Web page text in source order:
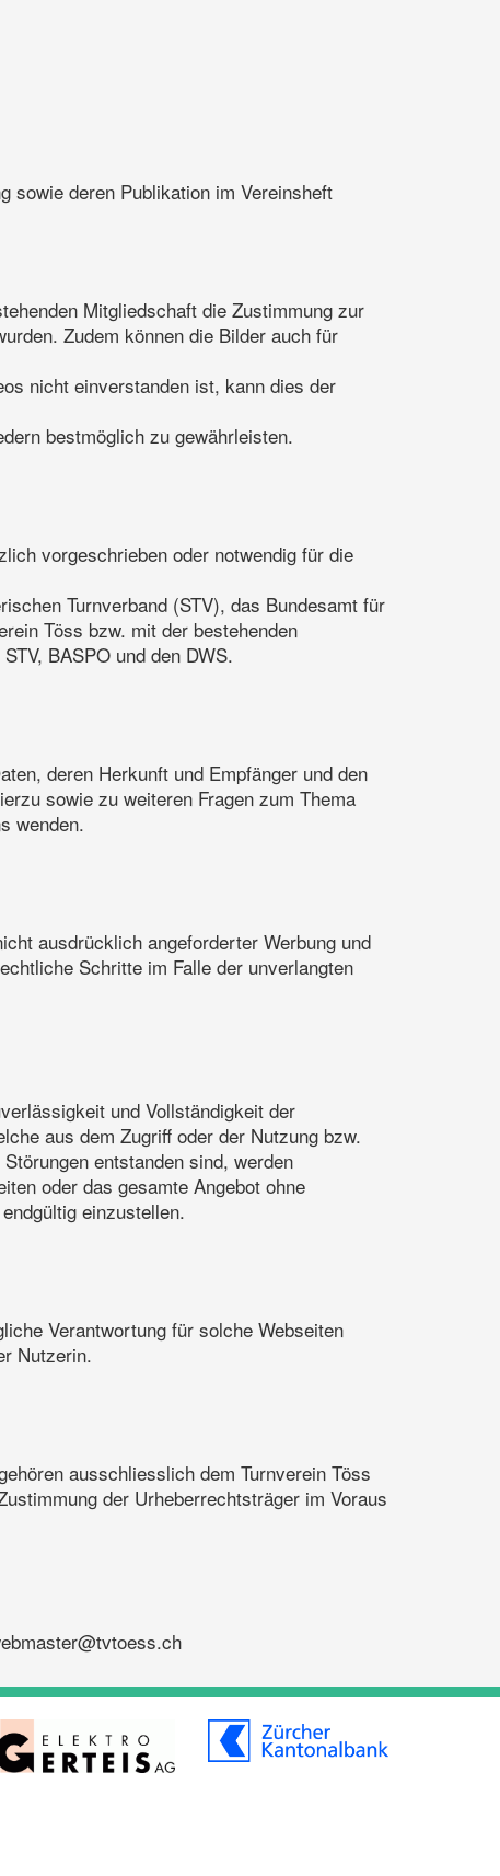
sowie deren Publikation im Vereinsheft
Mitgliedschaft die Zustimmung zur
Zudem können die Bilder auch für
nicht einverstanden ist, kann dies der
bestmöglich zu gewährleisten.
vorgeschrieben oder notwendig für die
Turnverband (STV), das Bundesamt für
Töss bzw. mit der bestehenden
BASPO und den DWS.
deren Herkunft und Empfänger und den
sowie zu weiteren Fragen zum Thema
wenden.
ausdrücklich angeforderter Werbung und
Schritte im Falle der unverlangten
und Vollständigkeit der
aus dem Zugriff oder der Nutzung bzw.
entstanden sind, werden
oder das gesamte Angebot ohne
einzustellen.
Verantwortung für solche Webseiten
Nutzerin.
ausschliesslich dem Turnverein Töss
der Urheberrechtsträger im Voraus